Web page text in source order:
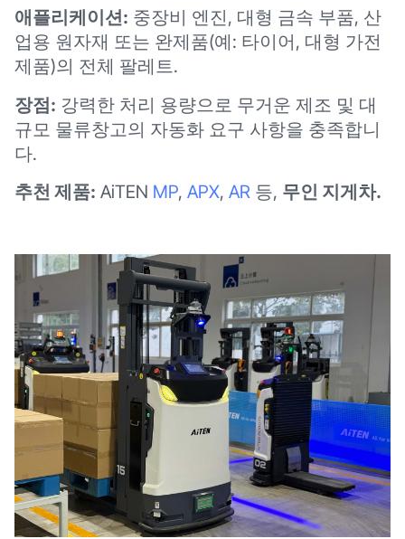
애플리케이션: 중장비 엔진, 대형 금속 부품, 산
업용 원자재 또는 완제품(예: 타이어, 대형 가전
제품)의 전체 팔레트.
장점: 강력한 처리 용량으로 무거운 제조 및 대
규모 물류창고의 자동화 요구 사항을 충족합니
다.
추천 제품: AiTEN MP, APX, AR등, 무인 지게차.